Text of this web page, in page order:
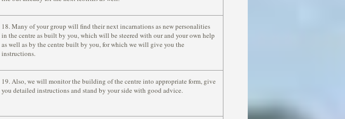
18. Many of your group will ﬁnd their next incarnations as new personalities
in the centre as built by you, which will be steered with our and your own help
as well as by the centre built by you, for which we will give you the
instructions.
19. Also, we will monitor the building of the centre into appropriate form, give
you detailed instructions and stand by your side with good advice.